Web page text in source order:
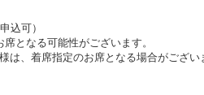
込可）
となる可能性がございます。
、着席指定のお席となる場合がござい